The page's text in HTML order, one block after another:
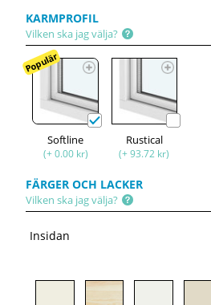
KARMPROFIL
Vilken ska jag välja?
Populär
Softline
(+ 0.00 kr)
Rustical
(+ 93.72 kr)
FÄRGER OCH LACKER
Vilken ska jag välja?
Insidan